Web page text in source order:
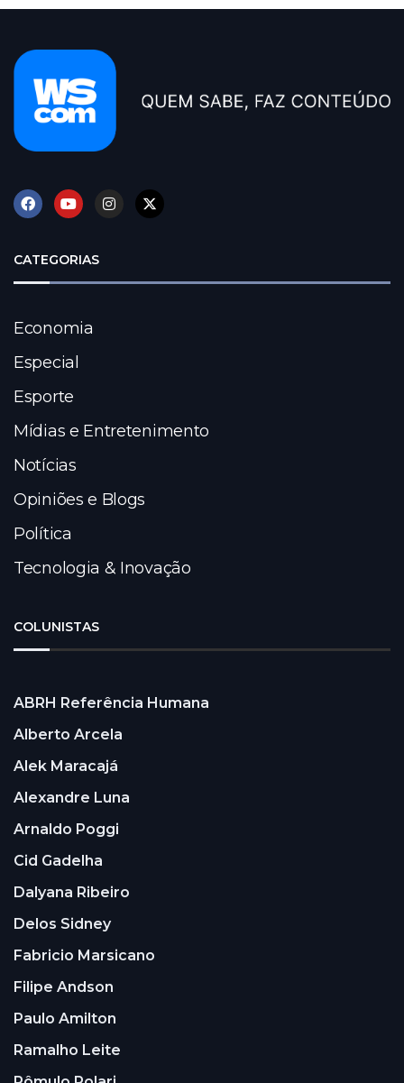
CATEGORIAS
Economia
Especial
Esporte
Mídias e Entretenimento
Notícias
Opiniões e Blogs
Política
Tecnologia & Inovação
COLUNISTAS
ABRH Referência Humana
Alberto Arcela
Alek Maracajá
Alexandre Luna
Arnaldo Poggi
Cid Gadelha
Dalyana Ribeiro
Delos Sidney
Fabricio Marsicano
Filipe Andson
Paulo Amilton
Ramalho Leite